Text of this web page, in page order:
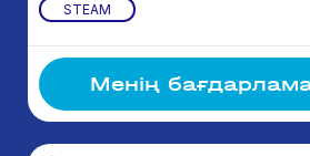
STEAM
Менің